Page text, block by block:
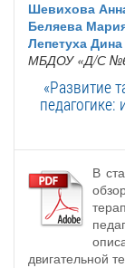
Шевихова
Беляева
Лепетуха
МБДОУ «Д/С
«Развитие
В
двигательной